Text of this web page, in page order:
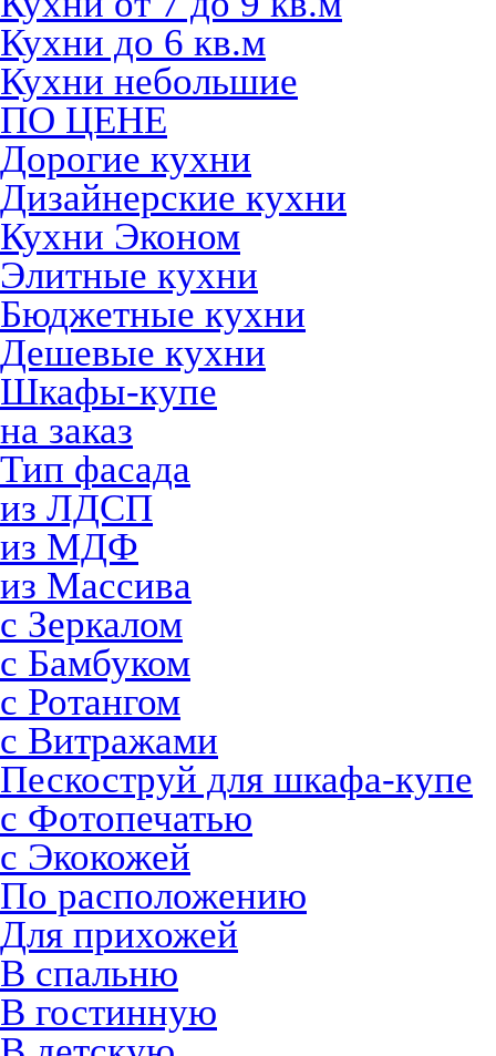
Кухни до 6 кв.м
Кухни небольшие
ПО ЦЕНЕ
Дорогие кухни
Дизайнерские кухни
Кухни Эконом
Элитные кухни
Бюджетные кухни
Дешевые кухни
Шкафы-купе
на заказ
Тип фасада
из ЛДСП
из МДФ
из Массива
с Зеркалом
с Бамбуком
с Ротангом
с Витражами
Пескоструй для шкафа-купе
с Фотопечатью
с Экокожей
По расположению
Для прихожей
В спальню
В гостинную